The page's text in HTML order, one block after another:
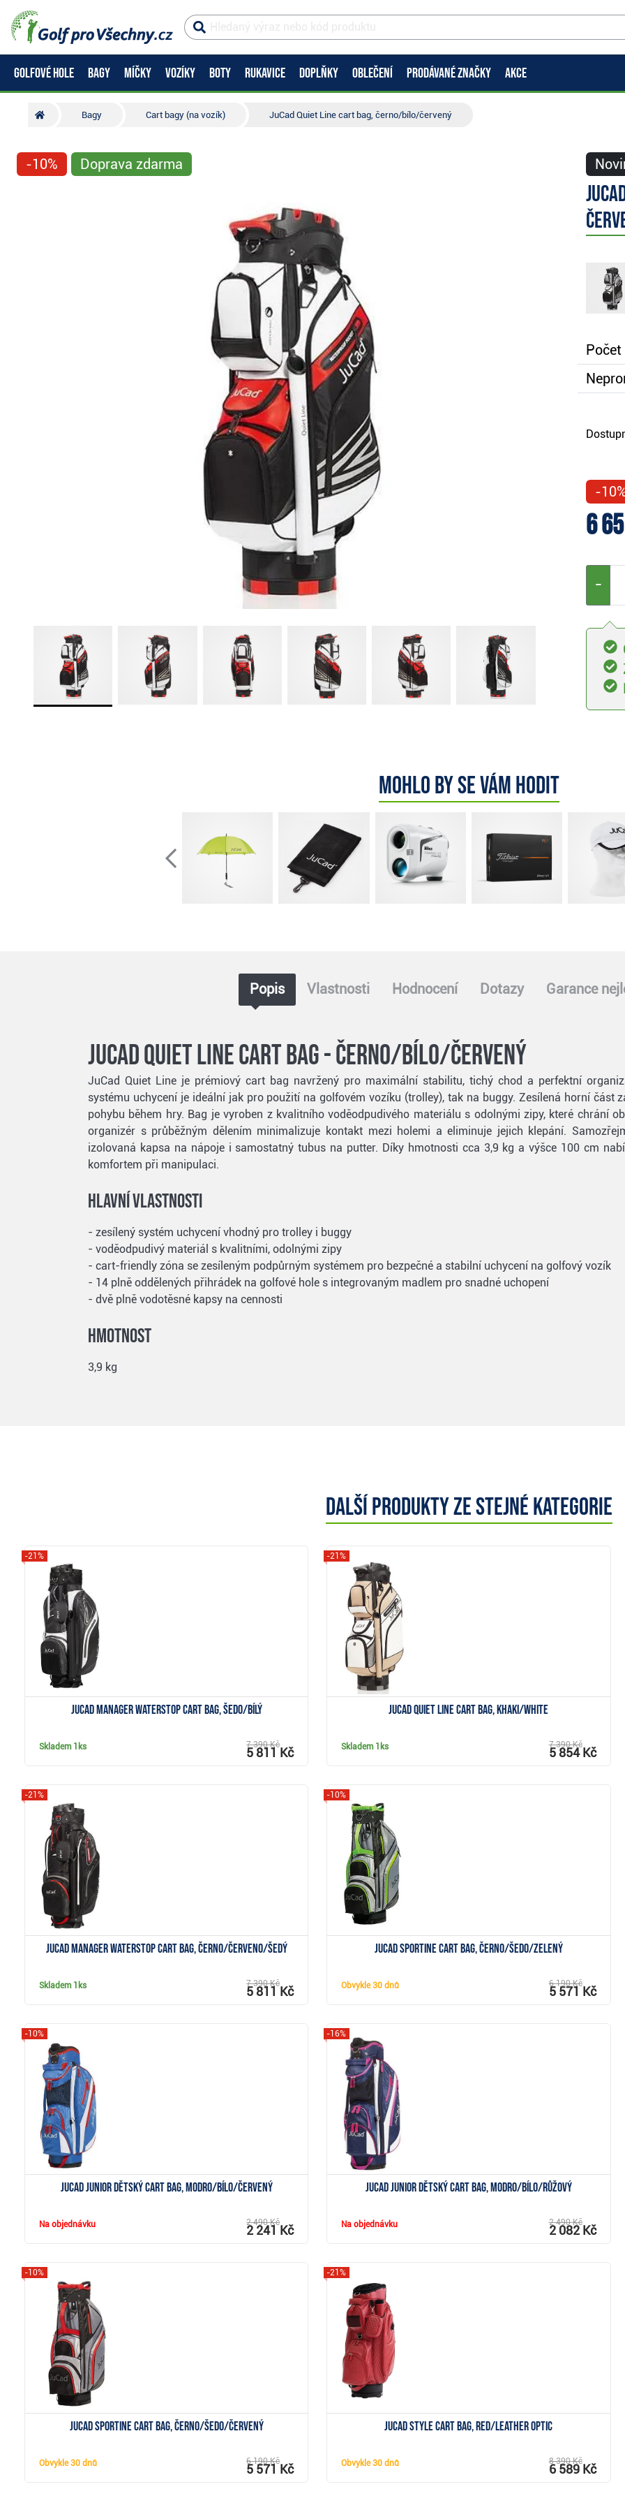
GOLFOVÉ HOLE BAGY MÍČKY VOZÍKY BOTY RUKAVICE DOPLŇKY OBLEČENÍ PRODÁVANÉ ZNAČKY AKCE
Bagy Cart bagy (na vozík) JuCad Quiet Line cart bag, černo/bílo/červený
-10% Doprava zdarma
Počet
-
6
−
Mohlo by se vám hodit
Popis Vlastnosti Hodnocení Dotazy Garance
JuCad Quiet Line cart bag - černo/bílo/červený
JuCad Quiet Line je prémiový cart bag navržený pro maximální stabilitu, tichý chod a perfektní
systému uchycení je ideální jak pro použití na golfovém vozíku (trolley), tak na buggy. Zesílená horní část
pohybu během hry. Bag je vyroben z kvalitního voděodpudivého materiálu s odolnými zipy, které chrání
organizér s průběžným dělením minimalizuje kontakt mezi holemi a eliminuje jejich klepání.
izolovaná kapsa na nápoje i samostatný tubus na putter. Díky hmotnosti cca 3,9 kg a výšce 100 cm
komfortem při manipulaci.
Hlavní vlastnosti
- zesílený systém uchycení vhodný pro trolley i buggy
- voděodpudivý materiál s kvalitními, odolnými zipy
- cart-friendly zóna se zesíleným podpůrným systémem pro bezpečné a stabilní uchycení na golfový vozík
- 14 plně oddělených přihrádek na golfové hole s integrovaným madlem pro snadné uchopení
- dvě plně vodotěsné kapsy na cennosti
Hmotnost
3,9 kg
Další produkty ze stejné kategorie
JuCad Manager Waterstop cart bag, šedo/bílý
-21%
Skladem 1ks 7 390 Kč
5 811 Kč
JuCad Quiet Line cart bag, khaki/white
-21%
Skladem 1ks 7 390 Kč
5 854 Kč
JuCad Manager Waterstop cart bag, černo/červeno/šedý
-21%
Skladem 1ks 7 390 Kč
5 811 Kč
JuCad Sportine cart bag, černo/šedo/zelený
-10%
Obvykle30 dnů 6 190 Kč
5 571 Kč
JuCad Junior dětský cart bag, modro/bílo/červený
-10%
Na objednávku 2 490 Kč
2 241 Kč
JuCad Junior dětský cart bag, modro/bílo/růžový
-16%
Na objednávku 2 490 Kč
2 082 Kč
JuCad Sportine cart bag, černo/šedo/červený
-10%
Obvykle30 dnů 6 190 Kč
5 571 Kč
JuCad Style cart bag, red/leather optic
-21%
Obvykle30 dnů 8 390 Kč
6 589 Kč